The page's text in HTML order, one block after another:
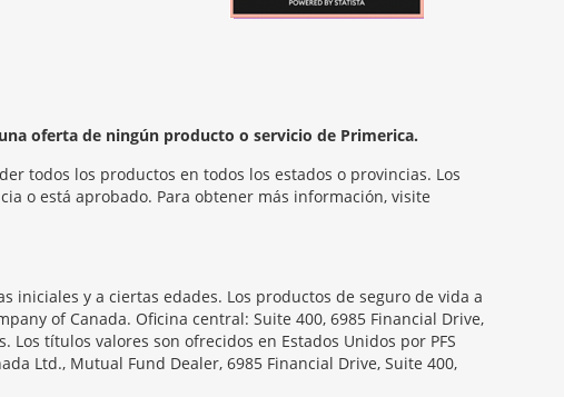
oferta de ningún producto o servicio de Primerica.
todos los productos en todos los estados o provincias. Los
o está aprobado. Para obtener más información, visite
y a ciertas edades. Los productos de seguro de vida a
of Canada. Oficina central: Suite 400, 6985 Financial Drive,
títulos valores son ofrecidos en Estados Unidos por PFS
Ltd., Mutual Fund Dealer, 6985 Financial Drive, Suite 400,